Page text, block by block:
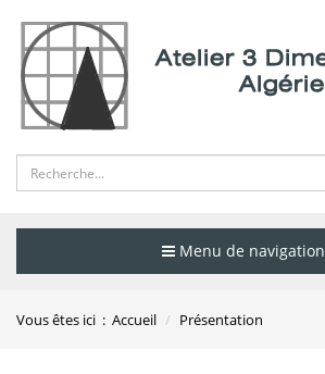
Menu de navigation
Vous êtes ici : Accueil Présentation